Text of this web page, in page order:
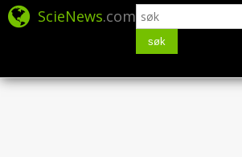
ScieNews.com
søk